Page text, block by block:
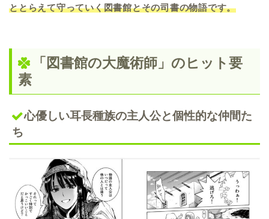
ととらえて守っていく図書館とその司書の物語です。
「図書館の大魔術師」のヒット要
素
心優しい耳長種族の主人公と個性的な仲間た
ち